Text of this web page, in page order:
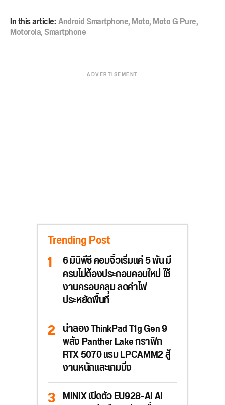
In this article:Android Smartphone,Moto,Moto G Pure,
Motorola,Smartphone
ADVERTISEMENT
Trending Post
6 มินิพีซี คอมจิ๋วเริ่มแค่ 5 พัน มี
ครบไม่ต้องประกอบคอมใหม่ ใช้
งานครอบคลุม ลดค่าไฟ
ประหยัดพื้นที่
น่าลอง ThinkPad T1g Gen 9
พลัง Panther Lake กราฟิก
RTX 5070 แรม LPCAMM2 สู้
งานหนักและเกมมิ่ง
MINIX เปิดตัว EU928-AI AI